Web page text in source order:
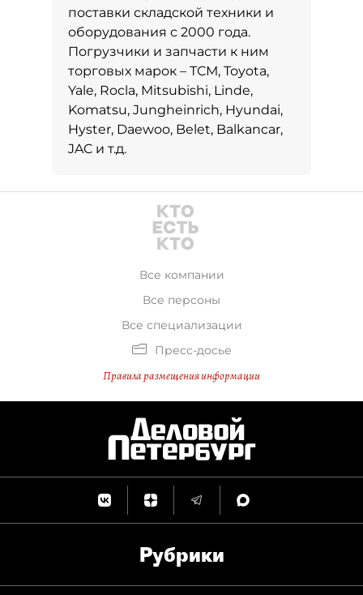
поставки складской техники и
оборудования с 2000 года.
Погрузчики и запчасти к ним
торговых марок – ТСМ, Toyota,
Yale, Rocla, Mitsubishi, Linde,
Komatsu, Jungheinrich, Hyundai,
Hyster, Daewoo, Belet, Balkancar,
JAC и т.д.
Все компании
Все персоны
Все специализации
Пресс-досье
Правила размещения информации
Рубрики